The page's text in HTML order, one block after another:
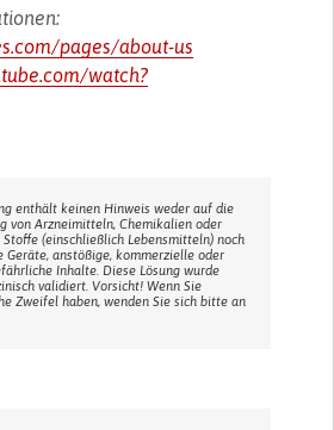
pages/about-us
watch?
enthält keinen Hinweis weder auf die
von Arzneimitteln, Chemikalien oder
Stoffe (einschließlich Lebensmitteln) noch
Geräte, anstößige, kommerzielle oder
Inhalte. Diese Lösung wurde
validiert. Vorsicht! Wenn Sie
Zweifel haben, wenden Sie sich bitte an